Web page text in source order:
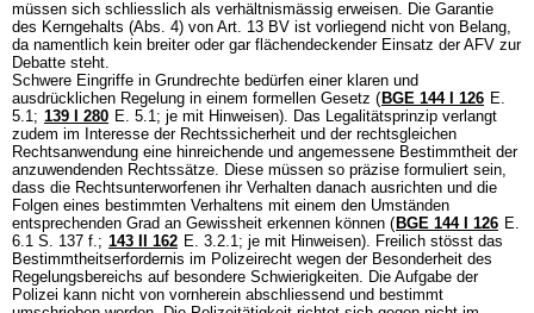
müssen sich schliesslich als verhältnismässig erweisen. Die Garantie
des Kerngehalts (Abs. 4) von Art. 13 BV ist vorliegend nicht von Belang,
da namentlich kein breiter oder gar flächendeckender Einsatz der AFV zur
Debatte steht.
Schwere Eingriffe in Grundrechte bedürfen einer klaren und
ausdrücklichen Regelung in einem formellen Gesetz ( BGE 144 I 126 E.
5.1; 139 I 280 E. 5.1; je mit Hinweisen). Das Legalitätsprinzip verlangt
zudem im Interesse der Rechtssicherheit und der rechtsgleichen
Rechtsanwendung eine hinreichende und angemessene Bestimmtheit der
anzuwendenden Rechtssätze. Diese müssen so präzise formuliert sein,
dass die Rechtsunterworfenen ihr Verhalten danach ausrichten und die
Folgen eines bestimmten Verhaltens mit einem den Umständen
entsprechenden Grad an Gewissheit erkennen können ( BGE 144 I 126 E.
6.1 S. 137 f.; 143 II 162 E. 3.2.1; je mit Hinweisen). Freilich stösst das
Bestimmtheitserfordernis im Polizeirecht wegen der Besonderheit des
Regelungsbereichs auf besondere Schwierigkeiten. Die Aufgabe der
Polizei kann nicht von vornherein abschliessend und bestimmt